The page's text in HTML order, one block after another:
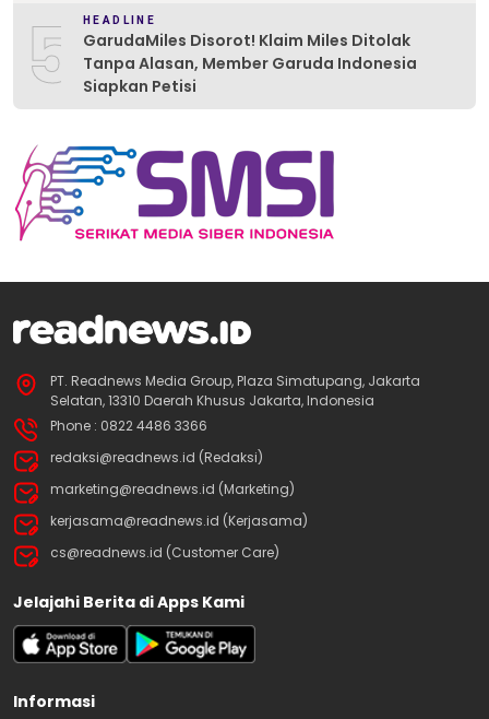
5 HEADLINE
GarudaMiles Disorot! Klaim Miles Ditolak
Tanpa Alasan, Member Garuda Indonesia
Siapkan Petisi
PT. Readnews Media Group, Plaza Simatupang, Jakarta
Selatan, 13310 Daerah Khusus Jakarta, Indonesia
Phone : 0822 4486 3366
redaksi@readnews.id (Redaksi)
marketing@readnews.id (Marketing)
kerjasama@readnews.id (Kerjasama)
cs@readnews.id (Customer Care)
Jelajahi Berita di Apps Kami
Informasi